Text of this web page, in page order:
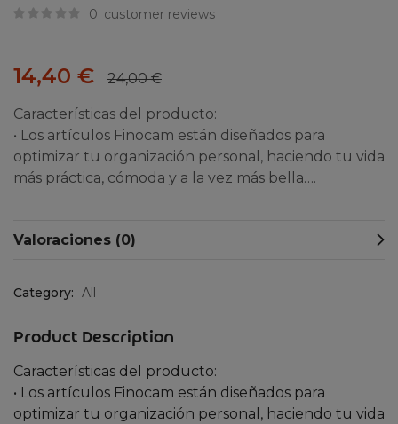
0 customer reviews
14,40 € 24,00€
Características del producto:
• Los artículos Finocam están diseñados para
optimizar tu organización personal, haciendo tu vida
más práctica, cómoda y a la vez más bella….
Valoraciones (0)
Category: All
Product Description
Características del producto:
• Los artículos Finocam están diseñados para
optimizar tu organización personal, haciendo tu vida